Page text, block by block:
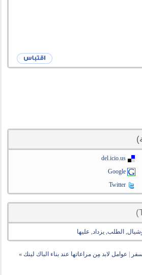
del.icio.us
Google
Twitter
, الطلب,يزداد, عليها
عوامل لابد مِن مراعاتها عند بناء الباك لينك »